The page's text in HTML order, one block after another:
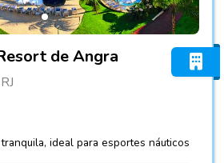
de Angra
ideal para esportes náuticos